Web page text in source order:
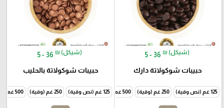
5 - 36 ₪ (شيكل)
حبيبات شوكولاتة دارك
125 غم (نص وقية) 250 غم (وقية) 500 غم (نص كيلو) 1000 غم (كيلو)
5 - 36 ₪ (شيكل)
حبيبات شوكولاتة بالحليب
125 غم (نص وقية) 250 غم (وقية) 500 غم (نص كيلو)